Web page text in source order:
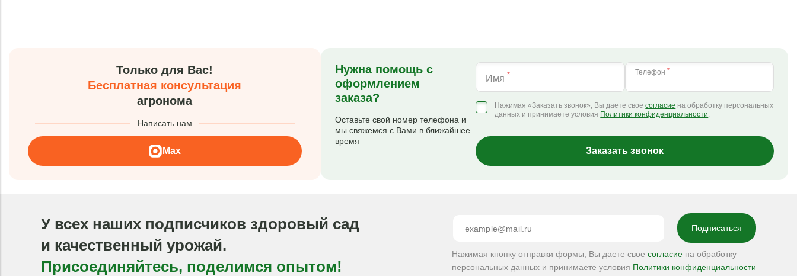
Только для Вас!
Бесплатная консультация
агронома
Написать нам
Max
Нужна помощь с
оформлением
заказа?
Оставьте свой номер телефона и
мы свяжемся с Вами в ближайшее
время
Имя * Телефон *
Нажимая «Заказать звонок», Вы даете своесогласие на обработку персональных
данных и принимаете условия Политики конфиденциальности.
Заказать звонок
У всех наших подписчиков здоровый сад
и качественный урожай.
Присоединяйтесь, поделимся опытом!
Нажимая кнопку отправки формы, Вы даете своесогласие на обработку
персональных данных и принимаете условия Политики конфиденциальности